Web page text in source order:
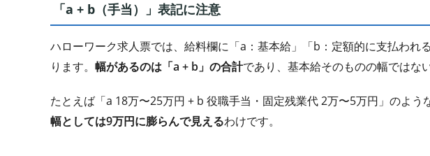
「a + b（手当）」表記に注意
ハローワーク求人票では、給料欄に「a：基本給」「b：定額的に支払われ
ります。 幅があるのは「a + b」の合計であり、基本給そのものの幅ではな
たとえば「a 18万〜25万円 + b 役職手当・固定残業代 2万〜5万円」のよう
幅としては9万円に膨らんで見えるわけです。